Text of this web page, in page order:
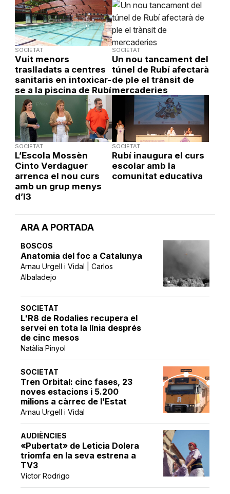
ARA A PORTADA
BOSCOS
Anatomia del foc a Catalunya
Arnau Urgell i Vidal | Carlos
Albaladejo
SOCIETAT
L'R8 de Rodalies recupera el
servei en tota la línia després
de cinc mesos
Natàlia Pinyol
SOCIETAT
Tren Orbital: cinc fases, 23
noves estacions i 5.200
milions a càrrec de l’Estat
Arnau Urgell i Vidal
AUDIÈNCIES
«Pubertat» de Leticia Dolera
triomfa en la seva estrena a
TV3
Víctor Rodrigo
SOCIETAT
Vuit menors
traslladats a centres
sanitaris en intoxicar-
se a la piscina de Rubí
SOCIETAT
Un nou tancament del
túnel de Rubí afectarà
de ple el trànsit de
mercaderies
SOCIETAT
L’Escola Mossèn
Cinto Verdaguer
arrenca el nou curs
amb un grup menys
d’I3
SOCIETAT
Rubí inaugura el curs
escolar amb la
comunitat educativa